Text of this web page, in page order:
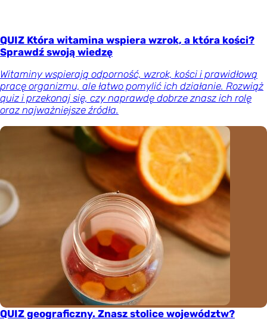
QUIZ Która witamina wspiera wzrok, a która kości?
Sprawdź swoją wiedzę
Witaminy wspierają odporność, wzrok, kości i prawidłową
pracę organizmu, ale łatwo pomylić ich działanie. Rozwiąż
quiz i przekonaj się, czy naprawdę dobrze znasz ich rolę
oraz najważniejsze źródła.
QUIZ geograficzny. Znasz stolice województw?